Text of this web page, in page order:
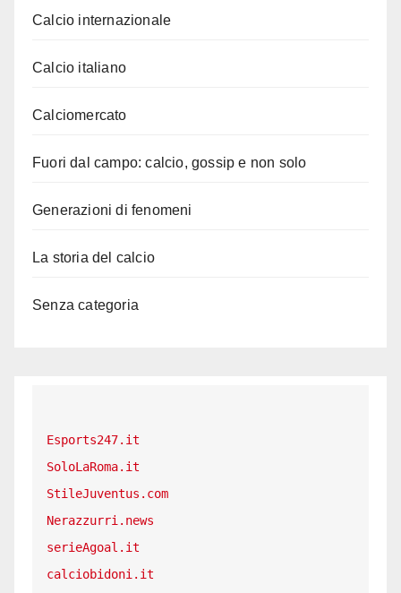
Calcio internazionale
Calcio italiano
Calciomercato
Fuori dal campo: calcio, gossip e non solo
Generazioni di fenomeni
La storia del calcio
Senza categoria
Esports247.it
SoloLaRoma.it
StileJuventus.com
Nerazzurri.news
serieAgoal.it
calciobidoni.it